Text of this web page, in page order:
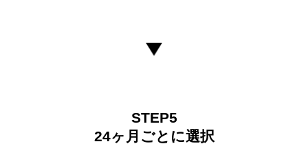
STEP5
24ヶ月ごとに選択